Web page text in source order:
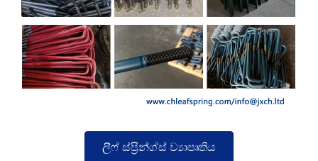
ලීෆ් ස්ප්‍රින්ග්ස් ව්‍යාපෘතිය